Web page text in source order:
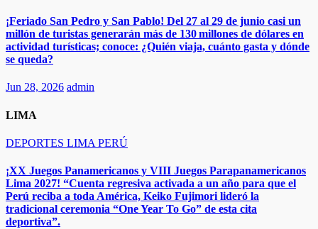
¡Feriado San Pedro y San Pablo! Del 27 al 29 de junio casi un
millón de turistas generarán más de 130 millones de dólares en
actividad turísticas; conoce: ¿Quién viaja, cuánto gasta y dónde
se queda?​
Jun 28, 2026 admin
LIMA
DEPORTES LIMA PERÚ
¡XX Juegos Panamericanos y VIII Juegos Parapanamericanos
Lima 2027! “Cuenta regresiva activada a un año para que el
Perú reciba a toda América, Keiko Fujimori lideró la
tradicional ceremonia “One Year To Go” de esta cita
deportiva”.